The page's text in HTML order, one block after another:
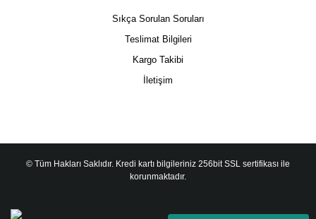
Sıkça Sorulan Soruları
Teslimat Bilgileri
Kargo Takibi
İletişim
© Tüm Hakları Saklıdır. Kredi kartı bilgileriniz 256bit SSL sertifikası ile
korunmaktadır.